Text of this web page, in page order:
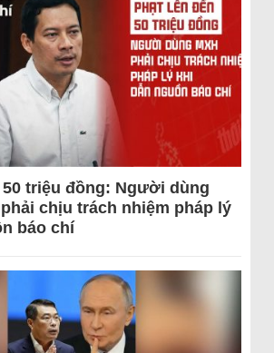
50 triệu đồng: Người dùng
chịu trách nhiệm pháp lý
báo chí